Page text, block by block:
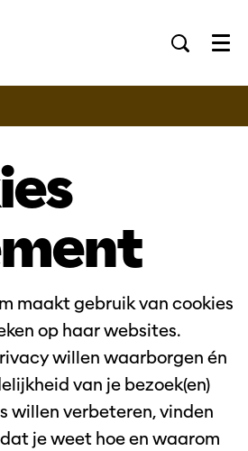
maakt gebruik van cookies
op haar websites.
willen waarborgen én
van je bezoek(en)
willen verbeteren, vinden
je weet hoe en waarom